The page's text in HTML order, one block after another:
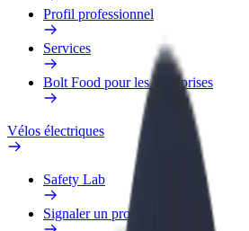
Profil professionnel
Services
Bolt Food pour les entreprises
Vélos électriques
Safety Lab
Signaler un problème